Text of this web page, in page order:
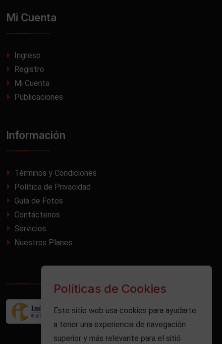
Políticas de Cookies
Este sitio web usa cookies para ayudarte
a tener una experiencia de navegación
superior y más relevante para el sitió
Mi Cuenta
Ingreso
Registro
Mi Cuenta
Publicaciones
Información
Términos y Condiciones
Política de Privacidad
Guía de Fotos
Contáctenos
Servicios
Nuestros Planes